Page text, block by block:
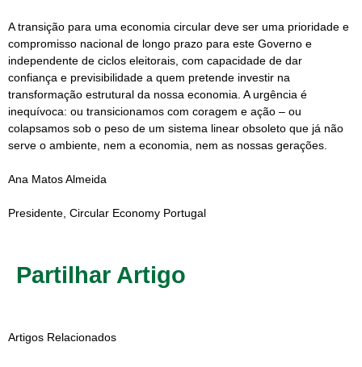
A transição para uma economia circular deve ser uma prioridade e
compromisso nacional de longo prazo para este Governo e
independente de ciclos eleitorais, com capacidade de dar
confiança e previsibilidade a quem pretende investir na
transformação estrutural da nossa economia. A urgência é
inequívoca: ou transicionamos com coragem e ação – ou
colapsamos sob o peso de um sistema linear obsoleto que já não
serve o ambiente, nem a economia, nem as nossas gerações.
Ana Matos Almeida
Presidente, Circular Economy Portugal
Partilhar Artigo
Artigos Relacionados